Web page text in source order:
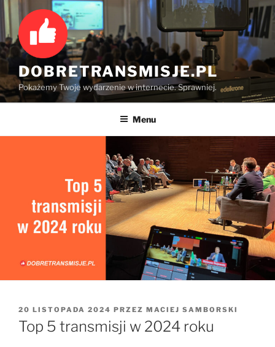
Przejdź
do
treści
DOBRETRANSMISJE.PL
Pokażemy Twoje wydarzenie w internecie. Sprawniej.
Menu
OPUBLIKOWANE
W
20 LISTOPADA 2024 PRZEZ MACIEJ SAMBORSKI
Top 5 transmisji w 2024 roku